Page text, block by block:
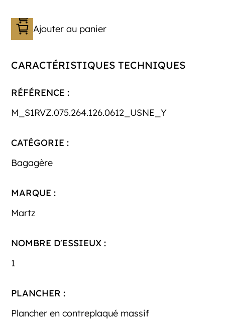
Ajouter au panier
CARACTÉRISTIQUES TECHNIQUES
RÉFÉRENCE :
M_S1RVZ.075.264.126.0612_USNE_Y
CATÉGORIE :
Bagagère
MARQUE :
Martz
NOMBRE D'ESSIEUX :
1
PLANCHER :
Plancher en contreplaqué massif